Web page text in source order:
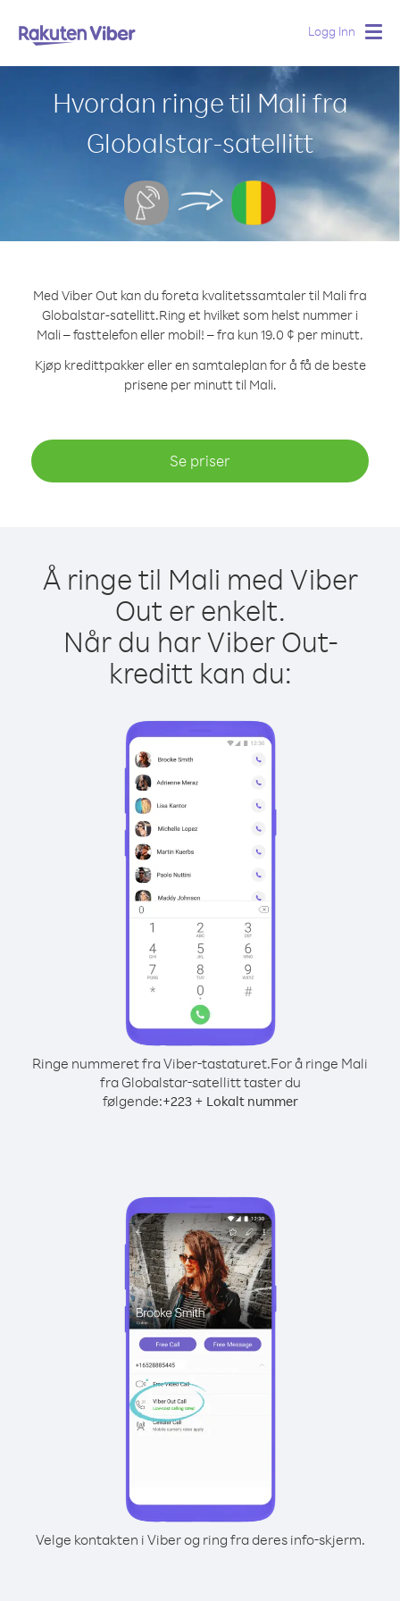
Logg Inn
Hvordan ringe til Mali fra
Globalstar-satellitt
Med Viber Out kan du foreta kvalitetssamtaler til Mali fra
Globalstar-satellitt.Ring et hvilket som helst nummer i
Mali – fasttelefon eller mobil! – fra kun 19.0 ¢ per minutt.
Kjøp kredittpakker eller en samtaleplan for å få de beste
prisene per minutt til Mali.
Se priser
Å ringe til Mali med Viber
Out er enkelt.
Når du har Viber Out-
kreditt kan du:
Ringe nummeret fra Viber-tastaturet.For å ringe Mali
fra Globalstar-satellitt taster du
følgende:+223+ Lokalt nummer
Velge kontakten i Viber og ring fra deres info-skjerm.